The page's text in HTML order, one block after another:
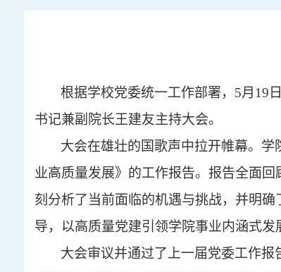
根据学校党委统一工作部署， 5月19日
书记兼副院长王建友主持大会。
大会在雄壮的国歌声中拉开帷幕。学
业高质量发展》的工作报告。报告全面回
刻 分析了当前面临的机遇与挑战，并明
导，以高质量党建引领学院事业内涵式发
大会审议并通过了上一届党委工作报